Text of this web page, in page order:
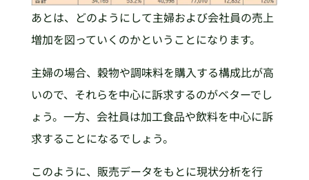
あとは、どのようにして主婦および会社員の売上
増加を図っていくのかということになります。
主婦の場合、穀物や調味料を購入する構成比が高
いので、それらを中心に訴求するのがベターでし
ょう。一方、会社員は加工食品や飲料を中心に訴
求することになるでしょう。
このように、販売データをもとに現状分析を行